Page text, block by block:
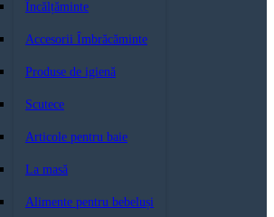
Încălțăminte
Accesorii Îmbrăcăminte
Produse de igienă
Scutece
Articole pentru baie
La masă
Alimente pentru bebeluși